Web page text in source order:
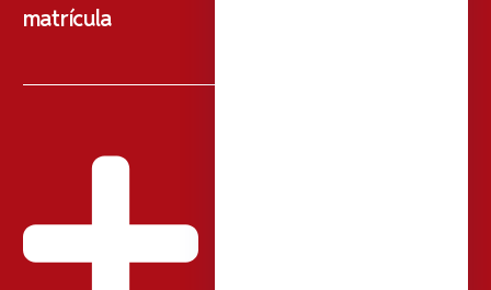
matrícula